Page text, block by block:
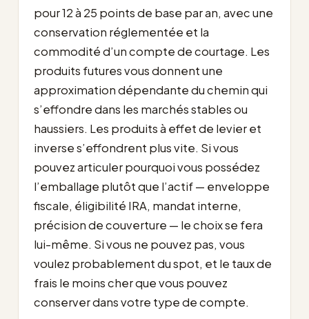
pour 12 à 25 points de base par an, avec une
conservation réglementée et la
commodité d’un compte de courtage. Les
produits futures vous donnent une
approximation dépendante du chemin qui
s’effondre dans les marchés stables ou
haussiers. Les produits à effet de levier et
inverse s’effondrent plus vite. Si vous
pouvez articuler pourquoi vous possédez
l’emballage plutôt que l’actif — enveloppe
fiscale, éligibilité IRA, mandat interne,
précision de couverture — le choix se fera
lui-même. Si vous ne pouvez pas, vous
voulez probablement du spot, et le taux de
frais le moins cher que vous pouvez
conserver dans votre type de compte.